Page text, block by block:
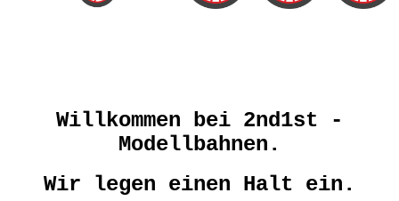
Willkommen bei 2nd1st -
Modellbahnen.
Wir legen einen Halt ein.